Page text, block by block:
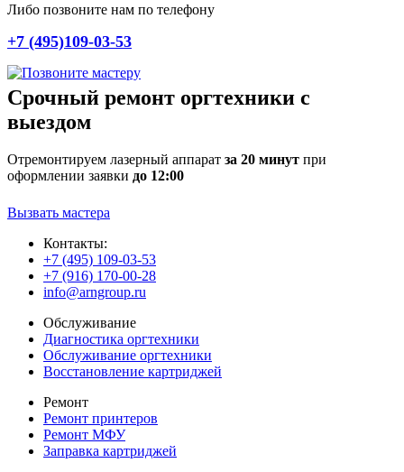
Либо позвоните нам по телефону
+7 (495)109-03-53
Срочный ремонт оргтехники с
выездом
Отремонтируем лазерный аппарат за 20 минут при
оформлении заявки до 12:00
Вызвать мастера
Контакты:
+7 (495) 109-03-53
+7 (916) 170-00-28
info@arngroup.ru
Обслуживание
Диагностика оргтехники
Обслуживание оргтехники
Восстановление картриджей
Ремонт
Ремонт принтеров
Ремонт МФУ
Заправка картриджей